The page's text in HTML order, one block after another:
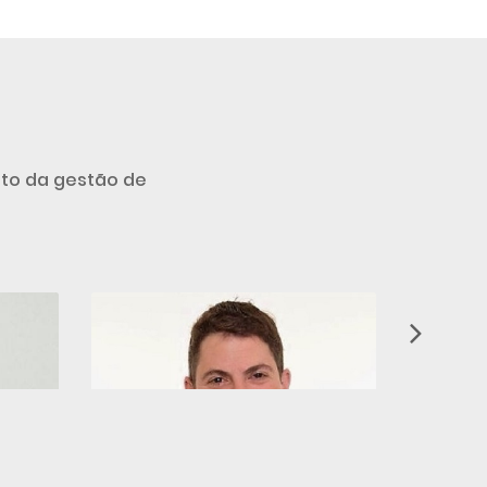
da gestão de